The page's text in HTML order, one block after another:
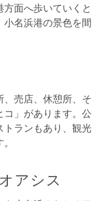
面へ歩いていくと
名浜港の景色を間
、売店、休憩所、そ
コ」があります。公
トランもあり、観光
アシス